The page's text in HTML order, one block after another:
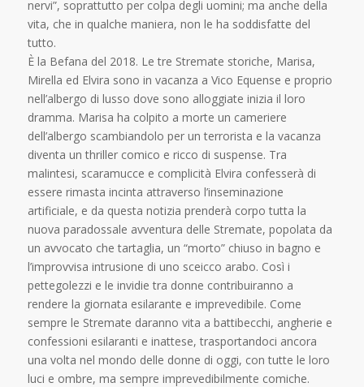
nervi”, soprattutto per colpa degli uomini; ma anche della
vita, che in qualche maniera, non le ha soddisfatte del
tutto.
È la Befana del 2018. Le tre Stremate storiche, Marisa,
Mirella ed Elvira sono in vacanza a Vico Equense e proprio
nell’albergo di lusso dove sono alloggiate inizia il loro
dramma. Marisa ha colpito a morte un cameriere
dell’albergo scambiandolo per un terrorista e la vacanza
diventa un thriller comico e ricco di suspense. Tra
malintesi, scaramucce e complicità Elvira confesserà di
essere rimasta incinta attraverso l’inseminazione
artificiale, e da questa notizia prenderà corpo tutta la
nuova paradossale avventura delle Stremate, popolata da
un avvocato che tartaglia, un “morto” chiuso in bagno e
l’improvvisa intrusione di uno sceicco arabo. Così i
pettegolezzi e le invidie tra donne contribuiranno a
rendere la giornata esilarante e imprevedibile. Come
sempre le Stremate daranno vita a battibecchi, angherie e
confessioni esilaranti e inattese, trasportandoci ancora
una volta nel mondo delle donne di oggi, con tutte le loro
luci e ombre, ma sempre imprevedibilmente comiche.